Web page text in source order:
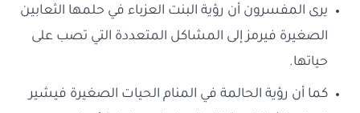
يرى المفسرون أن رؤية البنت العزباء في حلمها الثعابين
الصغيرة فيرمز إلى المشاكل المتعددة التي تصب على
حياتها.
كما أن رؤية الحالمة في المنام الحيات الصغيرة فيشير